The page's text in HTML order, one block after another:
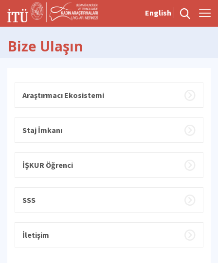
English
Bize Ulaşın
Araştırmacı Ekosistemi
Staj İmkanı
İŞKUR Öğrenci
SSS
İletişim